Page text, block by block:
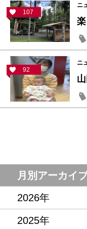
107
ニ
92
ニ
月別アーカイ
2026年
2025年